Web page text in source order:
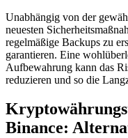
Unabhängig von der
neuesten
regelmäßige Backups zu
garantieren. Eine
Aufbewahrung kann das
reduzieren und so die
Binance: